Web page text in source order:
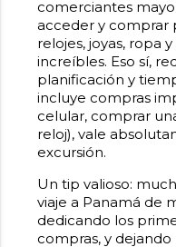
comerciantes
acceder y comprar
relojes, joyas, ropa
increíbles. Eso sí,
planificación y
incluye compras
celular, comprar
reloj), vale
excursión.
Un tip valioso:
viaje a Panamá de
dedicando los
compras, y dejando